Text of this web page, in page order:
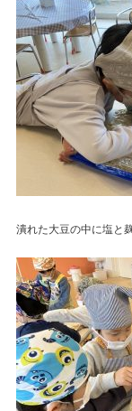
潰れた大豆の中に塩と